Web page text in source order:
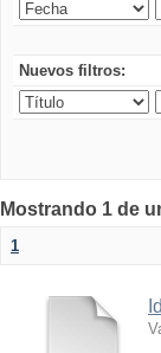
Nuevos filtros:
Mostrando 1 de
1